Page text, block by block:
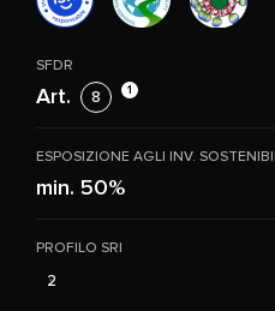
SFDR
Art. 8 1
ESPOSIZIONE AGLI INV.
min. 50%
PROFILO SRI
2